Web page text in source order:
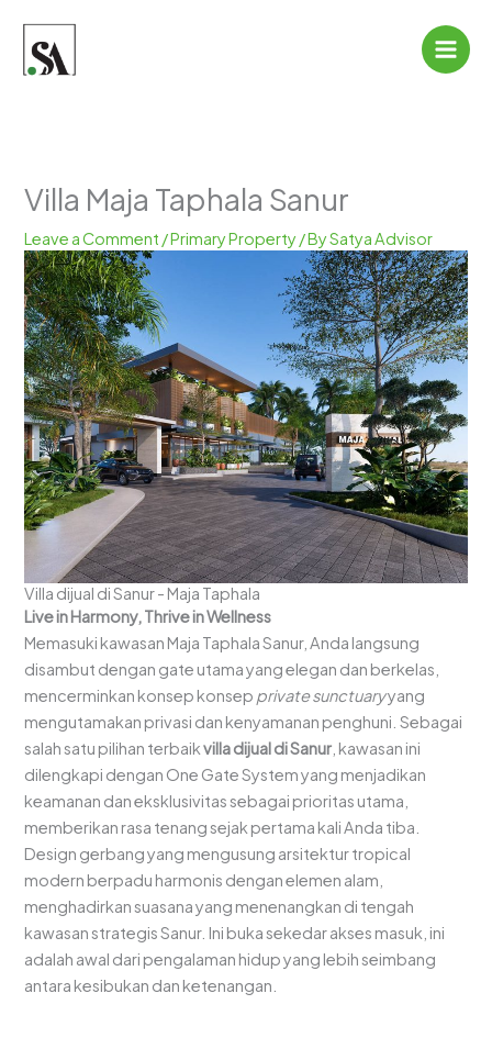
content
Villa Maja Taphala Sanur
Leave a Comment /Primary Property/ BySatya Advisor
Villa dijual di Sanur - Maja Taphala
Live in Harmony, Thrive in Wellness
Memasuki kawasan Maja Taphala Sanur, Anda langsung
disambut dengan gate utama yang elegan dan berkelas,
mencerminkan konsep konsep private sunctuaryyang
mengutamakan privasi dan kenyamanan penghuni. Sebagai
salah satu pilihan terbaikvilla dijual di Sanur , kawasan ini
dilengkapi dengan One Gate System yang menjadikan
keamanan dan eksklusivitas sebagai prioritas utama,
memberikan rasa tenang sejak pertama kali Anda tiba.
Design gerbang yang mengusung arsitektur tropical
modern berpadu harmonis dengan elemen alam,
menghadirkan suasana yang menenangkan di tengah
kawasan strategis Sanur. Ini buka sekedar akses masuk, ini
adalah awal dari pengalaman hidup yang lebih seimbang
antara kesibukan dan ketenangan.